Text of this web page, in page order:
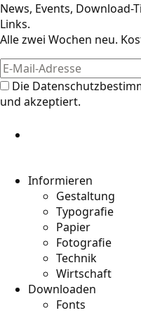
News, Events,
Links.
Alle zwei Wochen neu.
Die
und akzeptiert.
Informieren
Gestaltung
Typografie
Papier
Fotografie
Technik
Wirtschaft
Downloaden
Fonts